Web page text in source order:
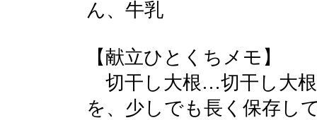
ん、牛乳
【献立ひとくちメモ】
切干し大根…切干し大
を、少しでも長く保存し